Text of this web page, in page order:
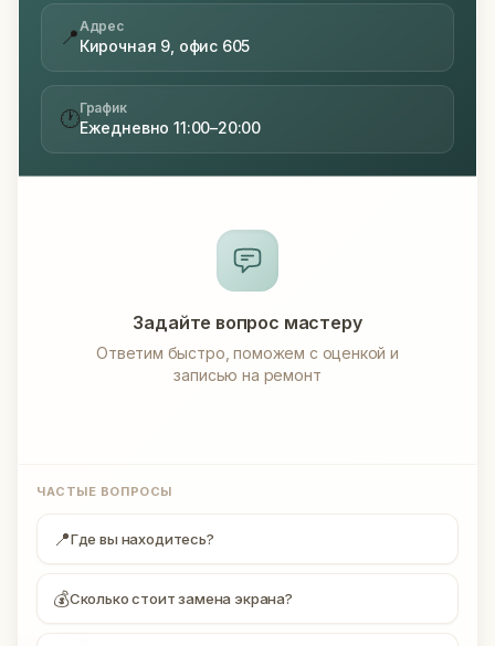
📍Адрес
Кирочная 9, офис 605
🕐График
Ежедневно 11:00–20:00
Задайте вопрос мастеру
Ответим быстро, поможем с оценкой и
записью на ремонт
ЧАСТЫЕ ВОПРОСЫ
📍Где вы находитесь?
💰Сколько стоит замена экрана?